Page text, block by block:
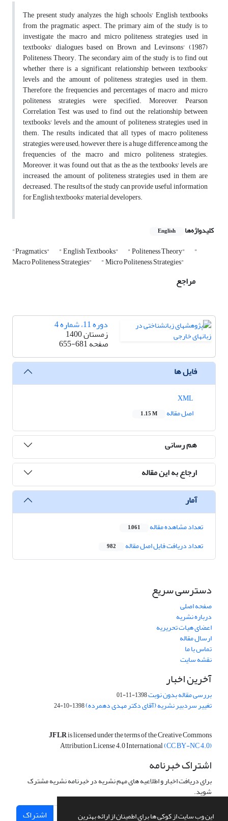
این وب سایت از کوکی ها برای اطمینان از ارائه بهترین
The present study analyzes the high schools' English textbooks
from the pragmatic aspect. The primary aim of the study is to
investigate the macro and micro politeness strategies used in
textbooks' dialogues based on Brown and Levinsons' (1987)
Politeness Theory. The secondary aim of the study is to find out
whether there is a significant relationship between textbooks'
levels and the amount of politeness strategies used in them.
Therefore, the frequencies and percentages of macro and micro
politeness strategies were specified. Moreover, Pearson
Correlation Test was used to find out the relationship between
textbooks' levels and the amount of politeness strategies used in
them. The results indicated that all types of macro politeness
strategies were used; however, there is a huge difference among the
frequencies of the macro and micro politeness strategies.
Moreover, it was found out that as the as the textbooks' levels are
increased, the amount of politeness strategies used in them are
decreased. The results of the study can provide useful information
for English textbooks' material developers.
کلیدواژه‌ها English
"Pragmatics" " English Textbooks" " Politeness Theory" "
Macro Politeness Strategies" " Micro Politeness Strategies"
مراجع
دوره 11، شماره 4
زمستان 1400
صفحه655-681
فایل ها
اصل مقاله
1.15 M
هم رسانی
ارجاع به این مقاله
آمار
تعداد مشاهده مقاله 1,061
تعداد دریافت فایل اصل مقاله 982
دسترسی سریع
صفحه اصلی
درباره نشریه
اعضای هیات تحریریه
ارسال مقاله
تماس با ما
نقشه سایت
آخرین اخبار
بررسی مقاله بدون نوبت1398-11-01
تغییر سردبیر نشریه (آقای دکتر مهدی دهمرده)1398-10-24
JFLRis licensed under the terms of the Creative Commons
Attribution License 4.0 International(CC BY-NC 4.0)
اشتراک خبرنامه
برای دریافت اخبار و اطلاعیه های مهم نشریه در خبرنامه نشریه مشترک
شوید.
اشتراک